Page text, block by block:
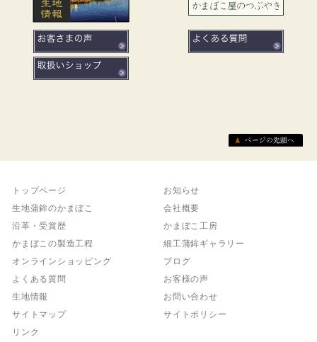
トップページ
お知らせ
生地蒲鉾のかまぼこ
会社概要
沿革・受賞歴
かまぼこ工房
かまぼこの製造工程
細工蒲鉾ギャラリー
オンラインショッピング
ブログ
よくある質問
お客様の声
生地情報
お問い合わせ
サイトマップ
サイトポリシー
リンク